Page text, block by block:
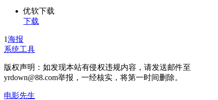
优软下载
下载
1海报
系统工具
版权声明：如发现本站有侵权违规内容，请发送邮件至
yrdown@88.com举报，一经核实，将第一时间删除。
电影先生